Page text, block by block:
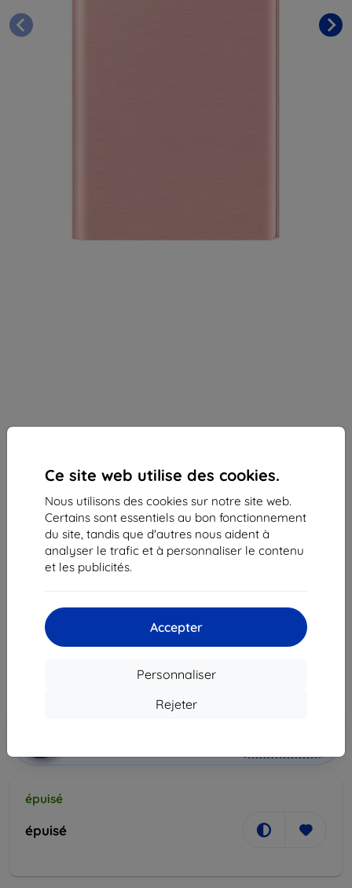
Ce site web utilise des cookies.
Nous utilisons des cookies sur notre site web.
Certains sont essentiels au bon fonctionnement
du site, tandis que d'autres nous aident à
analyser le trafic et à personnaliser le contenu
et les publicités.
Accepter
Personnaliser
Rejeter
Coque Case Samsung EF-NN980PA Note 20 N980
Adapté pour: Samsung Galaxy Note 20
47,90 €
épuisé
épuisé